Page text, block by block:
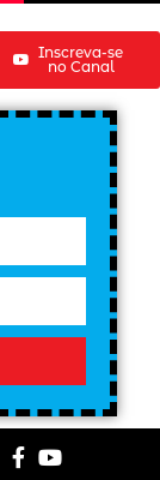
Inscreva-se
no Canal